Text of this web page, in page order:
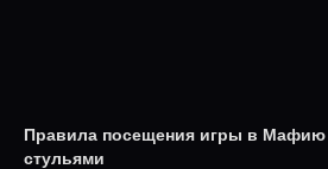
Правила посещения игры в
стульями